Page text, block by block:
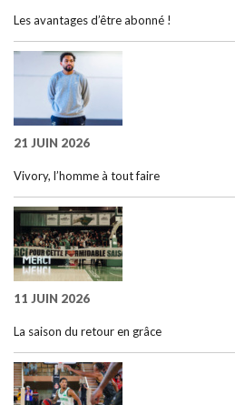
Les avantages d’être abonné !
21 JUIN 2026
Vivory, l’homme à tout faire
11 JUIN 2026
La saison du retour en grâce